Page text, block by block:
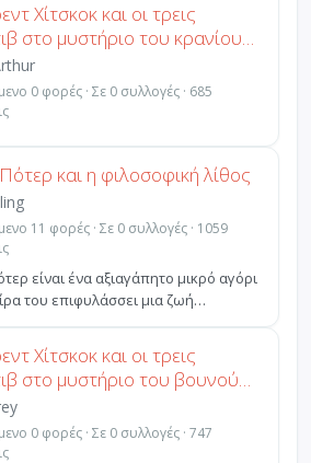
Χίτσκοκ και οι τρεις
στο μυστήριο του κρανίου
0 φορές · Σε 0 συλλογές · 685
και η φιλοσοφική λίθος
11 φορές · Σε 0 συλλογές · 1059
είναι ένα αξιαγάπητο μικρό αγόρι
του επιφυλάσσει μια ζωή
από τω...
Χίτσκοκ και οι τρεις
στο μυστήριο του βουνού
0 φορές · Σε 0 συλλογές · 747